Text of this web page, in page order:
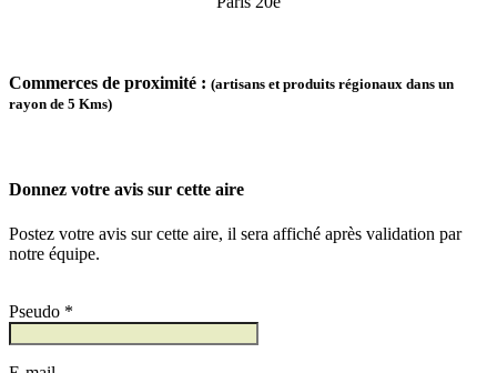
Commerces de proximité : (artisans et produits régionaux dans un
rayon de 5 Kms)
Donnez votre avis sur cette aire
Postez votre avis sur cette aire, il sera affiché après validation par
notre équipe.
Pseudo *